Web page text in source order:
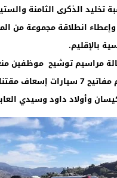
2023 على تدشين وإعطاء انطلاقة
بالإقليم.
مراسيم توشيح موظفين
عيد العرش المجيد لسنة 2023
وأولاد داود وسيدي